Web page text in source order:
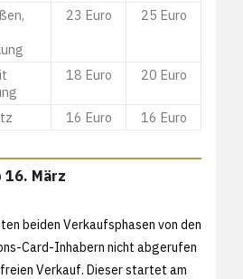
23 Euro 25 Euro
18 Euro 20 Euro
16 Euro 16 Euro
16. März
beiden Verkaufsphasen von den
Card-Inhabern nicht abgerufen
Verkauf. Dieser startet am